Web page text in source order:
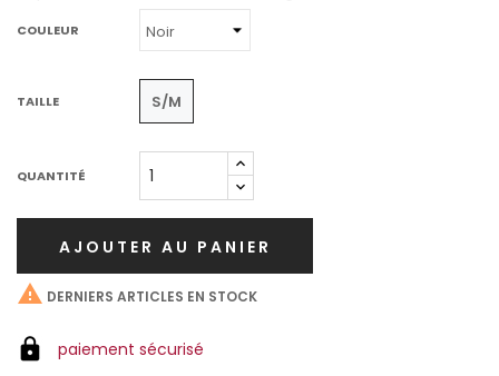
COULEUR
TAILLE S/M
QUANTITÉ
AJOUTER AU PANIER
 DERNIERS ARTICLES EN STOCK
paiement sécurisé